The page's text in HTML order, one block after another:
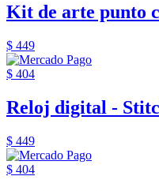
Kit de arte punto
$ 449
$ 404
Reloj digital -
$ 449
$ 404